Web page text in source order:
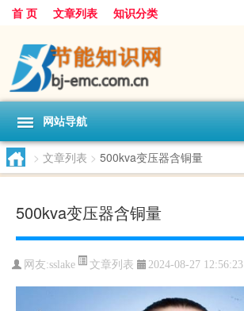
首 页 文章列表 知识分类
网站导航
> 文章列表 > 500kva变压器含铜量
500kva变压器含铜量
网友:sslake 文章列表 2024-08-27 12:56:23